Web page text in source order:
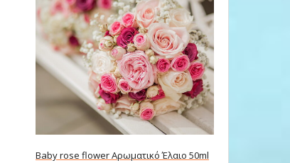
Baby rose flower Αρωματικό Έλαιο 50ml